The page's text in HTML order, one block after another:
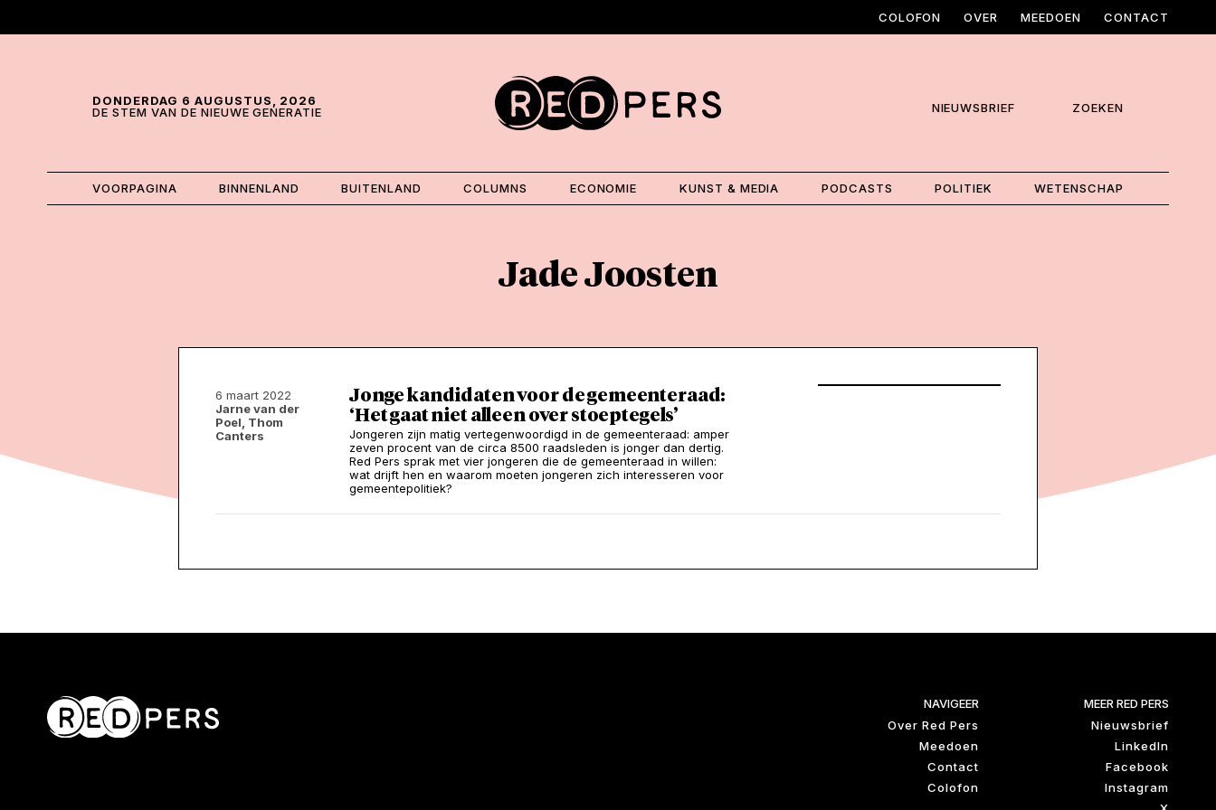
COLOFON OVER MEEDOEN CONTACT
DONDERDAG 6 AUGUSTUS, 2026
DE STEM VAN DE NIEUWE GENERATIE
NIEUWSBRIEF ZOEKEN
VOORPAGINA BINNENLAND BUITENLAND COLUMNS ECONOMIE KUNST & MEDIA PODCASTS POLITIEK WETENSCHAP
Jade Joosten
6 maart 2022
Jarne van der
Poel, Thom
Canters
Jonge kandidaten voor de gemeenteraad:
‘Het gaat niet alleen over stoeptegels’
Jongeren zijn matig vertegenwoordigd in de gemeenteraad: amper
zeven procent van de circa 8500 raadsleden is jonger dan dertig.
Red Pers sprak met vier jongeren die de gemeenteraad in willen:
wat drijft hen en waarom moeten jongeren zich interesseren voor
gemeentepolitiek?
NAVIGEER
Over Red Pers
Meedoen
Contact
Colofon
MEER RED PERS
Nieuwsbrief
LinkedIn
Facebook
Instagram